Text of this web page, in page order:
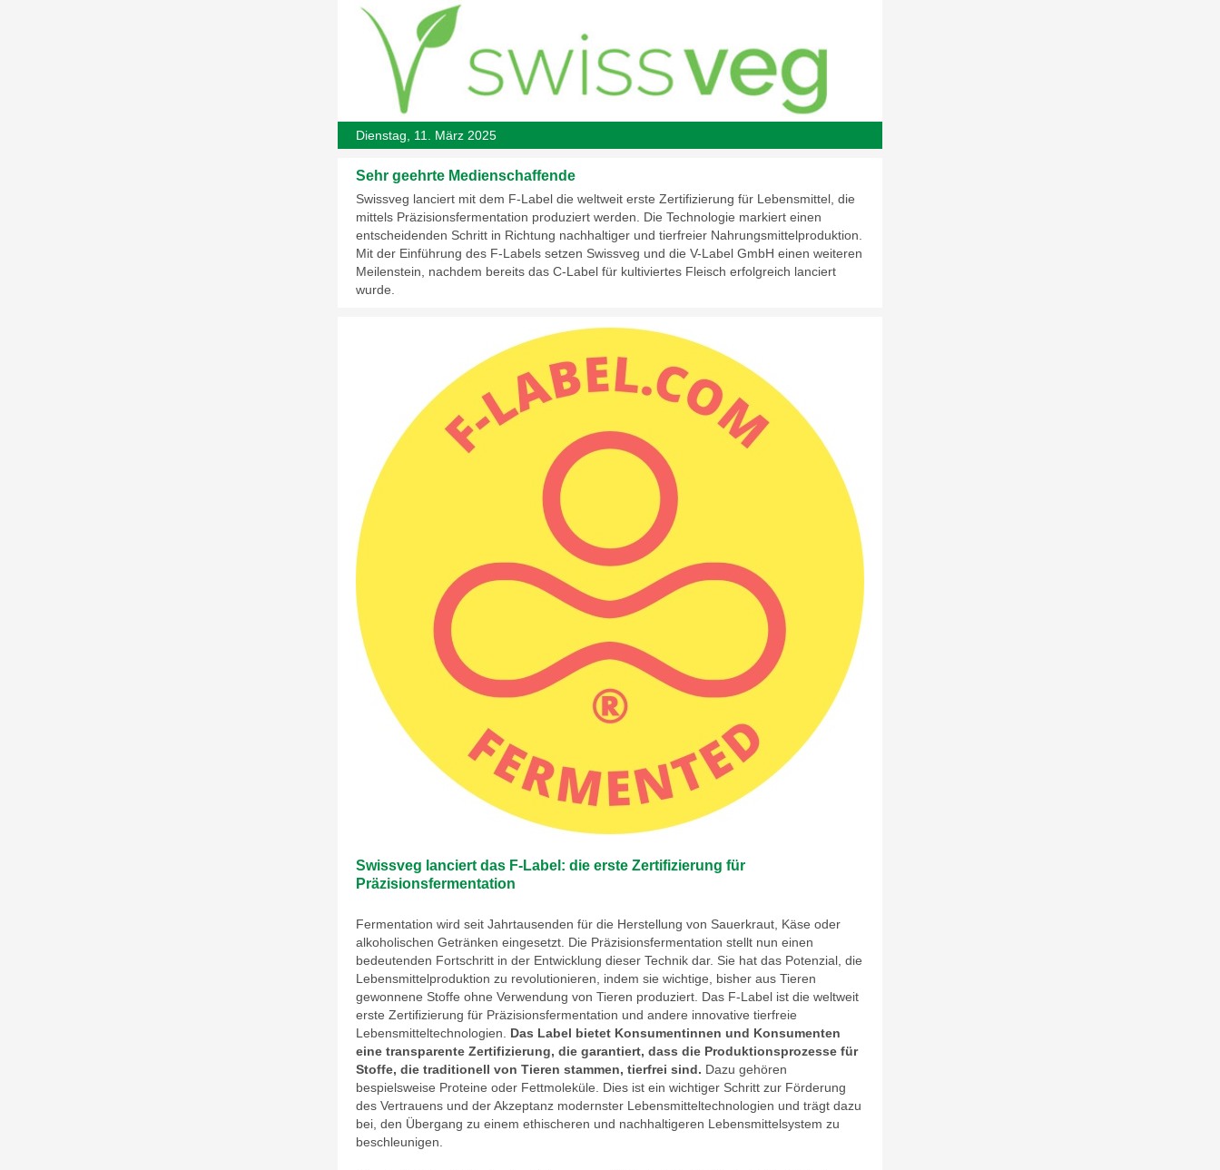
Dienstag, 11. März 2025
Sehr geehrte Medienschaffende
Swissveg lanciert mit dem F-Label die weltweit erste Zertifizierung für Lebensmittel, die
mittels Präzisionsfermentation produziert werden. Die Technologie markiert einen
entscheidenden Schritt in Richtung nachhaltiger und tierfreier Nahrungsmittelproduktion.
Mit der Einführung des F-Labels setzen Swissveg und die V-Label GmbH einen weiteren
Meilenstein, nachdem bereits das C-Label für kultiviertes Fleisch erfolgreich lanciert
wurde.
Swissveg lanciert das F-Label: die erste Zertifizierung für
Präzisionsfermentation
Fermentation wird seit Jahrtausenden für die Herstellung von Sauerkraut, Käse oder
alkoholischen Getränken eingesetzt. Die Präzisionsfermentation stellt nun einen
bedeutenden Fortschritt in der Entwicklung dieser Technik dar. Sie hat das Potenzial, die
Lebensmittelproduktion zu revolutionieren, indem sie wichtige, bisher aus Tieren
gewonnene Stoffe ohne Verwendung von Tieren produziert. Das F-Label ist die weltweit
erste Zertifizierung für Präzisionsfermentation und andere innovative tierfreie
Lebensmitteltechnologien. Das Label bietet Konsumentinnen und Konsumenten
eine transparente Zertifizierung, die garantiert, dass die Produktionsprozesse für
Stoffe, die traditionell von Tieren stammen, tierfrei sind. Dazu gehören
bespielsweise Proteine oder Fettmoleküle. Dies ist ein wichtiger Schritt zur Förderung
des Vertrauens und der Akzeptanz modernster Lebensmitteltechnologien und trägt dazu
bei, den Übergang zu einem ethischeren und nachhaltigeren Lebensmittelsystem zu
beschleunigen.